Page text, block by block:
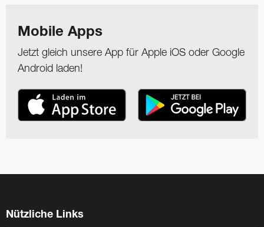
Mobile Apps
Jetzt gleich unsere App für Apple iOS oder Google
Android laden!
Nützliche Links